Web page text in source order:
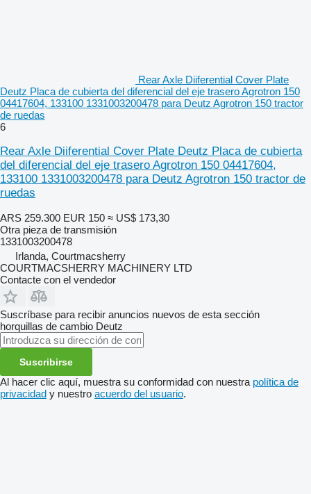
Rear Axle Diiferential Cover Plate
Deutz Placa de cubierta del diferencial del eje trasero Agrotron 150
04417604, 133100 1331003200478 para Deutz Agrotron 150 tractor
de ruedas
6
Rear Axle Diiferential Cover Plate Deutz Placa de cubierta
del diferencial del eje trasero Agrotron 150 04417604,
133100 1331003200478 para Deutz Agrotron 150 tractor de
ruedas
ARS 259.300 EUR 150 ≈ US$ 173,30
Otra pieza de transmisión
1331003200478
Irlanda, Courtmacsherry
COURTMACSHERRY MACHINERY LTD
Contacte con el vendedor
Suscríbase para recibir anuncios nuevos de esta sección
horquillas de cambio Deutz
Suscribirse
Al hacer clic aquí, muestra su conformidad con nuestra política de
privacidad y nuestro acuerdo del usuario.